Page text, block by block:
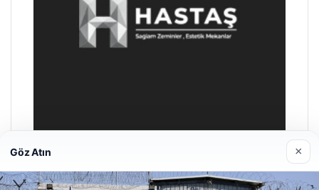
Prenses Night Club
Göz Atın ×